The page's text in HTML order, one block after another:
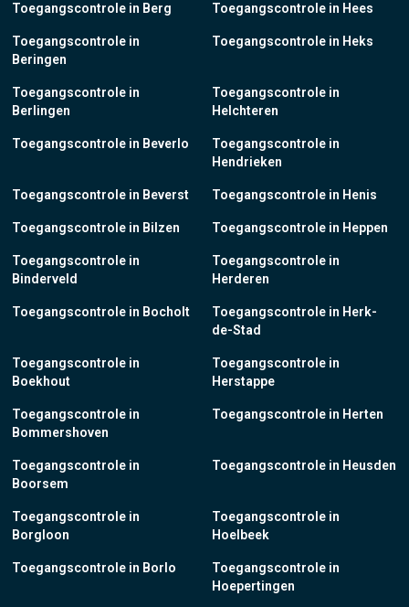
Toegangscontrole in Berg
Toegangscontrole in
Beringen
Toegangscontrole in
Berlingen
Toegangscontrole in Beverlo
Toegangscontrole in Beverst
Toegangscontrole in Bilzen
Toegangscontrole in
Binderveld
Toegangscontrole in Bocholt
Toegangscontrole in
Boekhout
Toegangscontrole in
Bommershoven
Toegangscontrole in
Boorsem
Toegangscontrole in
Borgloon
Toegangscontrole in Borlo
Toegangscontrole in Hees
Toegangscontrole in Heks
Toegangscontrole in
Helchteren
Toegangscontrole in
Hendrieken
Toegangscontrole in Henis
Toegangscontrole in Heppen
Toegangscontrole in
Herderen
Toegangscontrole in Herk-
de-Stad
Toegangscontrole in
Herstappe
Toegangscontrole in Herten
Toegangscontrole in Heusden
Toegangscontrole in
Hoelbeek
Toegangscontrole in
Hoepertingen